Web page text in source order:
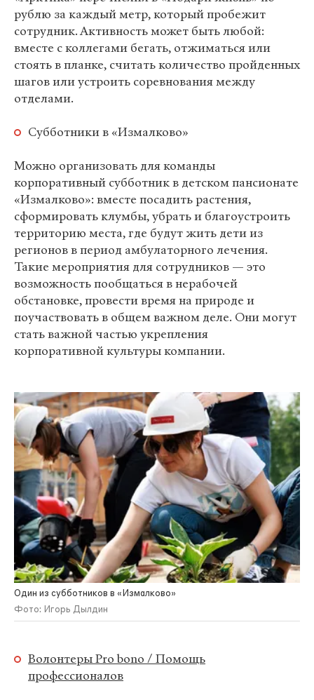
рублю за каждый метр, который пробежит
сотрудник. Активность может быть любой:
вместе с коллегами бегать, отжиматься или
стоять в планке, считать количество пройденных
шагов или устроить соревнования между
отделами.
Субботники в «Измалково»
Можно организовать для команды
корпоративный субботник в детском пансионате
«Измалково»: вместе посадить растения,
сформировать клумбы, убрать и благоустроить
территорию места, где будут жить дети из
регионов в период амбулаторного лечения.
Такие мероприятия для сотрудников — это
возможность пообщаться в нерабочей
обстановке, провести время на природе и
поучаствовать в общем важном деле. Они могут
стать важной частью укрепления
корпоративной культуры компании.
Один из субботников в «Измалково»
Фото: Игорь Дылдин
Волонтеры Pro bono / Помощь
профессионалов